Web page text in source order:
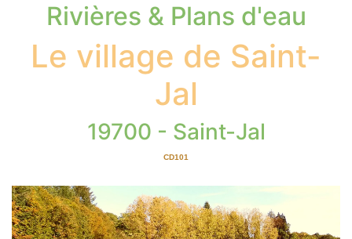
Rivières & Plans d'eau
Le village de Saint-
Jal
19700 - Saint-Jal
CD101